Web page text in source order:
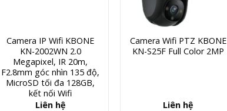
Camera IP Wifi KBONE
KN-2002WN 2.0
Megapixel, IR 20m,
F2.8mm góc nhìn 135 độ,
MicroSD tối đa 128GB,
kết nối Wifi
Liên hệ
Camera Wifi PTZ KBONE
KN-S25F Full Color 2MP
Liên hệ